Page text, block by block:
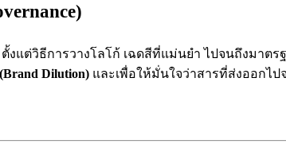
ตั้งแต่วิธีการวางโลโก้ เฉดสีที่แม่นยำ ไปจนถึงมาต
Dilution) และเพื่อให้มั่นใจว่าสารที่ส่งออกไป